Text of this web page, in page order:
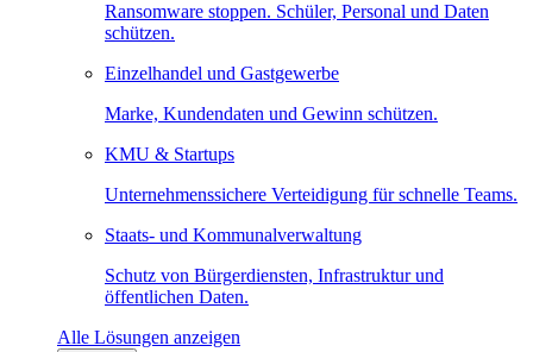
Ransomware stoppen. Schüler, Personal und Daten
schützen.
Einzelhandel und Gastgewerbe
Marke, Kundendaten und Gewinn schützen.
KMU & Startups
Unternehmenssichere Verteidigung für schnelle Teams.
Staats- und Kommunalverwaltung
Schutz von Bürgerdiensten, Infrastruktur und
öffentlichen Daten.
Alle Lösungen anzeigen